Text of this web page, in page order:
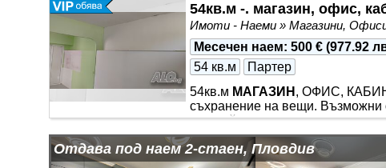
54кв.м -. магазин, офис,
Имоти - Наеми » Магазини,
Месечен наем: 500 € (977.92
54 кв.м
Партер
54кв.м МАГАЗИН , ОФИС,
съхранение на вещи. Възможни
отлагайте.
Отдава под наем 2-стаен, Пловдив